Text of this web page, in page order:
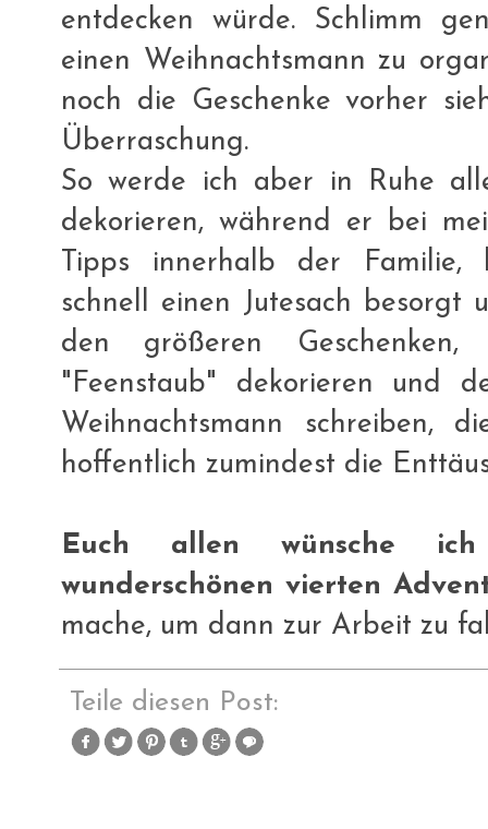
entdecken würde. Schlimm
einen Weihnachtsmann zu
noch die Geschenke vorher
Überraschung.
So werde ich aber in Ruhe
dekorieren, während er bei
Tipps innerhalb der Familie,
schnell einen Jutesach besorgt
den größeren
"Feenstaub" dekorieren und
Weihnachtsmann schreiben,
hoffentlich zumindest die
Euch allen wünsche
wunderschönen vierten
mache, um dann zur Arbeit zu
Teile diesen Post: